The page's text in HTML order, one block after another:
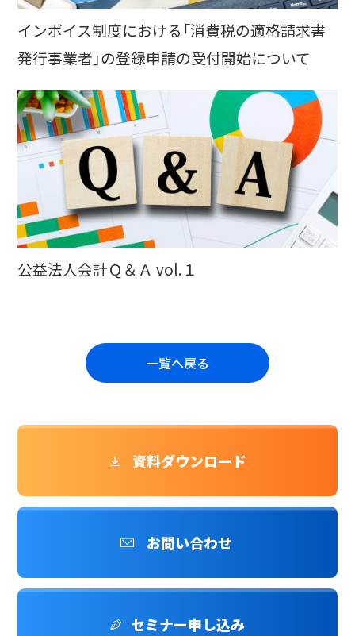
インボイス制度における「消費税の適格請求書
発行事業者」の登録申請の受付開始について
公益法人会計Ｑ＆Ａ vol.１
一覧へ戻る
資料ダウンロード
お問い合わせ
セミナー申し込み